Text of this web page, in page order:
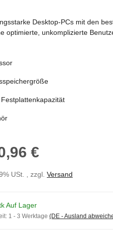
Desktop-PCs mit den
optimierte, unkomplizierte
€
USt. , zzgl. Versand
Auf Lager
1 - 3 Werktage (DE - Ausland